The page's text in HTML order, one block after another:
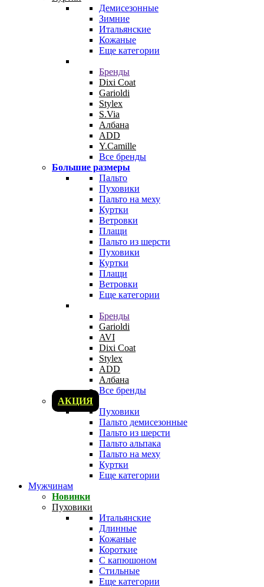
Демисезонные
Зимние
Итальянские
Кожаные
Еще категории
Бренды
Dixi Coat
Garioldi
Stylex
S.Via
Албана
ADD
Y.Camille
Все бренды
Большие размеры
Пальто
Пуховики
Пальто на меху
Куртки
Ветровки
Плащи
Пальто из шерсти
Пуховики
Куртки
Плащи
Ветровки
Еще категории
Бренды
Garioldi
AVI
Dixi Coat
Stylex
ADD
Албана
Все бренды
АКЦИЯ
Пуховики
Пальто демисезонные
Пальто из шерсти
Пальто альпака
Пальто на меху
Куртки
Еще категории
Мужчинам
Новинки
Пуховики
Итальянские
Длинные
Кожаные
Короткие
С капюшоном
Стильные
Еще категории